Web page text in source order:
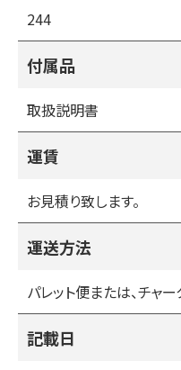
４・刈刃の交換
５・ブレーキ点検・交換
６・エアークリーナークリー
８・油漏れ
９・エンジンオイルの交換
１０・グリスアップ
244
付属品
取扱説明書
運賃
お見積り致します。
運送方法
パレット便または、チャ
記載日